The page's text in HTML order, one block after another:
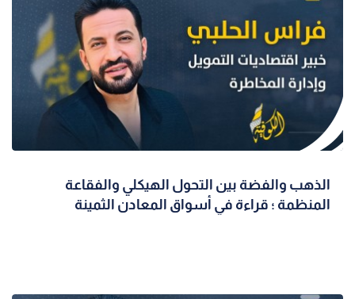
الذهب والفضة بين التحول الهيكلي والفقاعة
المنظمة ؛ قراءة في أسواق المعادن الثمينة